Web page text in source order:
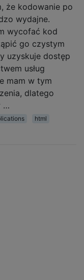
że kodowanie po
wydajne.
wycofać kod
go czystym
uzyskuje dostęp
usług
mam w tym
dlatego
…
html